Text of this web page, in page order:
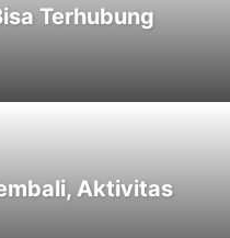
MEDAN NASIONAL
SEMARANG SENI
SUNGAI PENUH SURABAYA
Terhubung
Aktivitas